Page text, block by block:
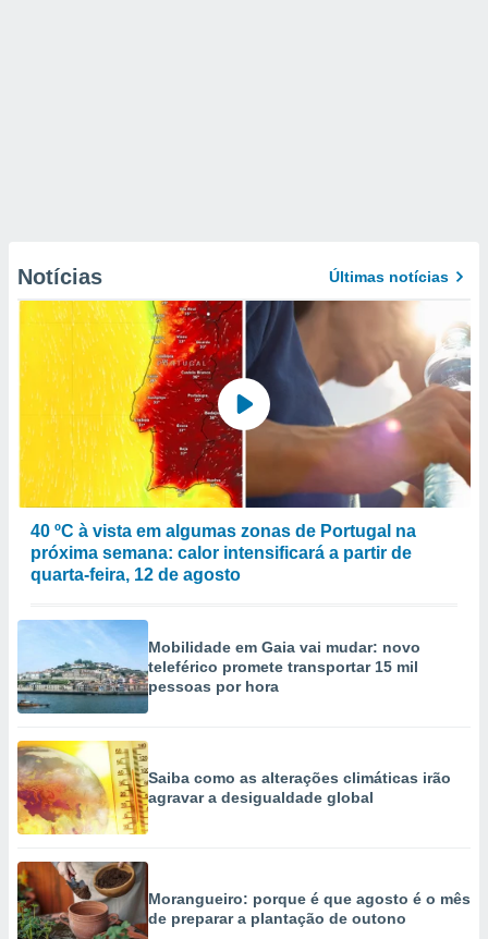
Notícias Últimas notícias
40 ºC à vista em algumas zonas de Portugal na
próxima semana: calor intensificará a partir de
quarta-feira, 12 de agosto
Mobilidade em Gaia vai mudar: novo
teleférico promete transportar 15 mil
pessoas por hora
Saiba como as alterações climáticas irão
agravar a desigualdade global
Morangueiro: porque é que agosto é o mês
de preparar a plantação de outono